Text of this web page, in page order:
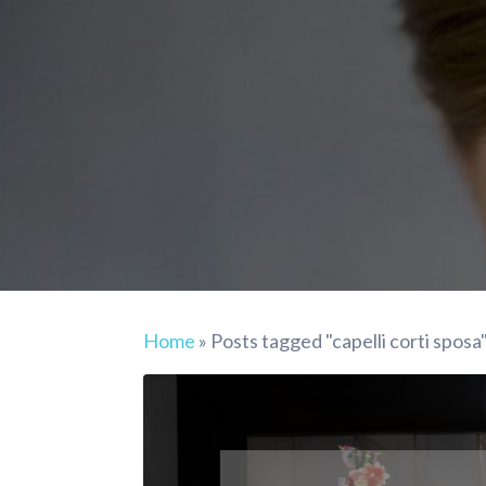
Home » Posts tagged "capelli corti